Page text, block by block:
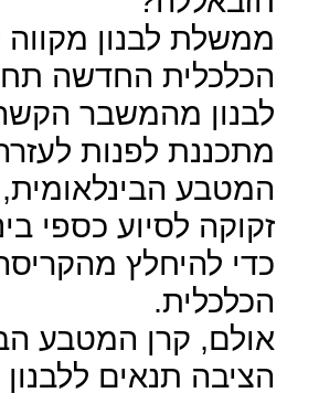
ממשלת לבנון
הכלכלית החדשה
לבנון מהמשבר
מתכננת לפנות
המטבע הבינלאומית,
זקוקה לסיוע כספי
כדי להיחלץ
הכלכלית.
אולם, קרן המטבע
הציבה תנאים ללבנון